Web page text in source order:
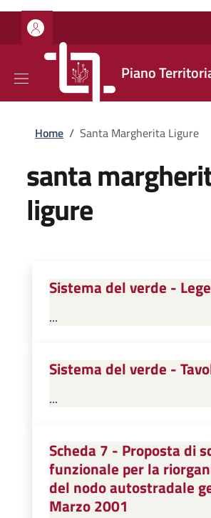
Salta al contenuto principale
Skip to footer content
Piano
Briciole di pane
Home / Santa Margherita Ligure
santa
ligure
Sistema del verde -
...
Sistema del verde -
...
Scheda 7 - Proposta di
funzionale per la
del nodo autostradale
Marzo 2001